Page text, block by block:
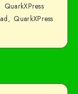
QuarkXPress
, QuarkXPress